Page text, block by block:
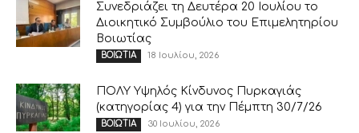
Συνεδριάζει τη Δευτέρα 20 Ιουλίου το
Διοικητικό Συμβούλιο του Επιμελητηρίου
Βοιωτίας
ΒΟΙΩΤΙΑ 18 Ιουλίου, 2026
ΠΟΛΥ Υψηλός Κίνδυνος Πυρκαγιάς
(κατηγορίας 4) για την Πέμπτη 30/7/26
ΒΟΙΩΤΙΑ 30 Ιουλίου, 2026